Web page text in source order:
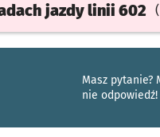
jazdylinii 602
Masz pytanie?
nie odpowiedź!